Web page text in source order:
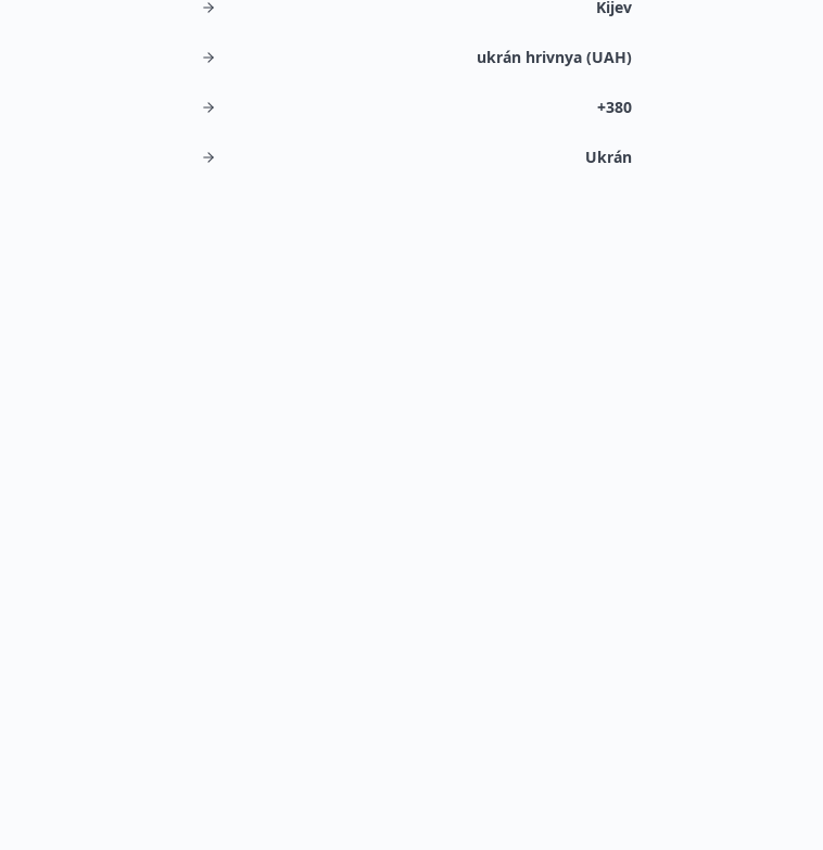
Kijev
ukrán hrivnya (UAH)
+380
Ukrán